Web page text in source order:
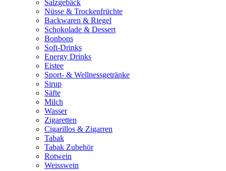
Salzgebäck
Nüsse & Trockenfrüchte
Backwaren & Riegel
Schokolade & Dessert
Bonbons
Soft-Drinks
Energy Drinks
Eistee
Sport- & Wellnessgetränke
Sirup
Säfte
Milch
Wasser
Zigaretten
Cigarillos & Zigarren
Tabak
Tabak Zubehör
Rotwein
Weisswein